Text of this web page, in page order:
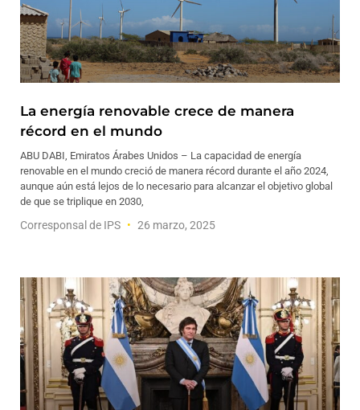
La energía renovable crece de manera
récord en el mundo
ABU DABI, Emiratos Árabes Unidos – La capacidad de energía
renovable en el mundo creció de manera récord durante el año 2024,
aunque aún está lejos de lo necesario para alcanzar el objetivo global
de que se triplique en 2030,
Corresponsal de IPS 26 marzo, 2025